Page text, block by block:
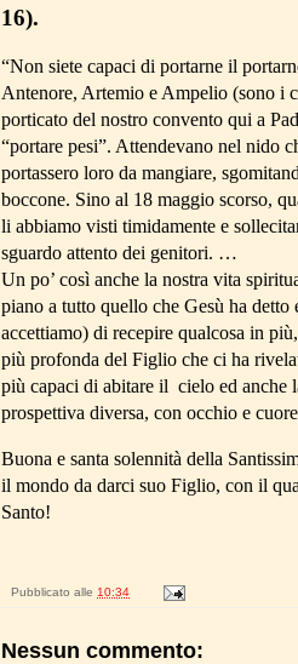
16).
“Non siete capaci di portarne il
Antenore, Artemio e Ampelio (sono i
porticato del nostro convento qui a
“portare pesi”. Attendevano nel nido
portassero loro da mangiare,
boccone. Sino al 18 maggio scorso,
li abbiamo visti timidamente e
sguardo attento dei genitori. …
Un po’ così anche la nostra vita
piano a tutto quello che Gesù ha
accettiamo) di recepire qualcosa in
più profonda del Figlio che ci ha
più capaci di abitare il cielo ed anche
prospettiva diversa, con occhio e
Buona e santa solennità della
il mondo da darci suo Figlio, con il
Santo!
Pubblicato alle 10:34
Nessun commento: